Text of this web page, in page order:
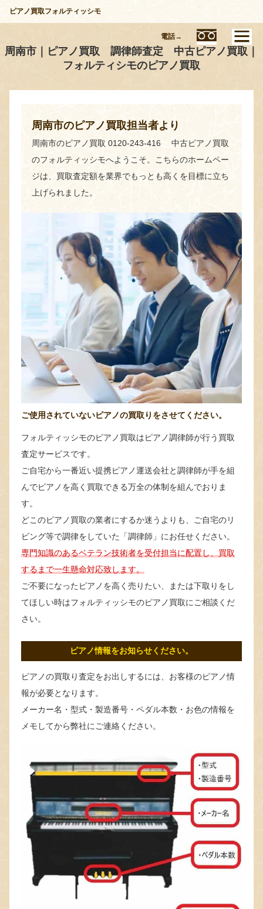
ピアノ買取フォルティッシモ
周南市｜ピアノ買取 調律師査定 中古ピアノ買取｜
フォルティシモのピアノ買取
周南市のピアノ買取担当者より
周南市のピアノ買取 0120-243-416 中古ピアノ買取
のフォルティッシモへようこそ。こちらのホームペー
ジは、買取査定額を業界でもっとも高くを目標に立ち
上げられました。
ご使用されていないピアノの買取りをさせてください。
フォルティッシモのピアノ買取はピアノ調律師が行う買取
査定サービスです。
ご自宅から一番近い提携ピアノ運送会社と調律師が手を組
んでピアノを高く買取できる万全の体制を組んでおりま
す。
どこのピアノ買取の業者にするか迷うよりも、ご自宅のリ
ビング等で調律をしていた「調律師」にお任せください。
専門知識のあるベテラン技術者を受付担当に配置し、買取
するまで一生懸命対応致します。
ご不要になったピアノを高く売りたい、または下取りをし
てほしい時はフォルティッシモのピアノ買取にご相談くだ
さい。
ピアノ情報をお知らせください。
ピアノの買取り査定をお出しするには、お客様のピアノ情
報が必要となります。
メーカー名・型式・製造番号・ペダル本数・お色の情報を
メモしてから弊社にご連絡ください。
電話→